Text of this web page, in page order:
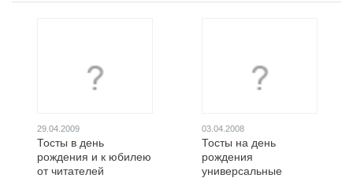
29.04.2009
Тосты в день
рождения и к юбилею
от читателей
03.04.2008
Тосты на день
рождения
универсальные